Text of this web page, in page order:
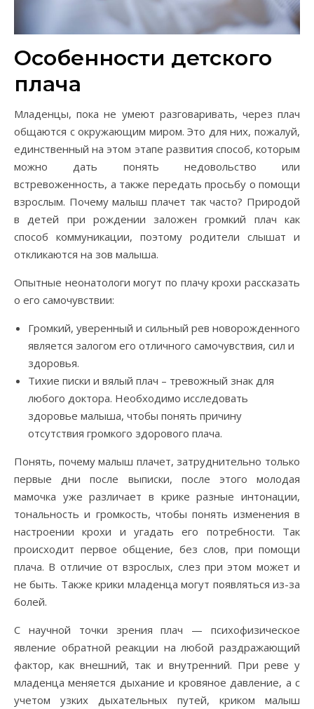
Особенности детского
плача
Младенцы, пока не умеют разговаривать, через плач
общаются с окружающим миром. Это для них, пожалуй,
единственный на этом этапе развития способ, которым
можно дать понять недовольство или
встревоженность, а также передать просьбу о помощи
взрослым. Почему малыш плачет так часто? Природой
в детей при рождении заложен громкий плач как
способ коммуникации, поэтому родители слышат и
откликаются на зов малыша.
Опытные неонатологи могут по плачу крохи рассказать
о его самочувствии:
Громкий, уверенный и сильный рев новорожденного
является залогом его отличного самочувствия, сил и
здоровья.
Тихие писки и вялый плач – тревожный знак для
любого доктора. Необходимо исследовать
здоровье малыша, чтобы понять причину
отсутствия громкого здорового плача.
Понять, почему малыш плачет, затруднительно только
первые дни после выписки, после этого молодая
мамочка уже различает в крике разные интонации,
тональность и громкость, чтобы понять изменения в
настроении крохи и угадать его потребности. Так
происходит первое общение, без слов, при помощи
плача. В отличие от взрослых, слез при этом может и
не быть. Также крики младенца могут появляться из-за
болей.
С научной точки зрения плач — психофизическое
явление обратной реакции на любой раздражающий
фактор, как внешний, так и внутренний. При реве у
младенца меняется дыхание и кровяное давление, а с
учетом узких дыхательных путей, криком малыш